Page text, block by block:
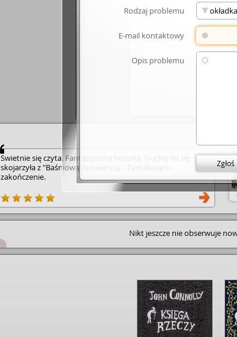
dla
Świetnie się czyta. Fantastyczna historia. Trochę mi się
skojarzyła z "Baśniową opowieścią". Zaskakujące
zakończenie.
Nikt jeszcze nie obserwuje
Rodzaj problemu
E-mail kontaktowy
Opis problemu
Zgłoś